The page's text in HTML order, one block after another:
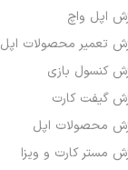
اپل واچ
تعمیر محصولات اپل
کنسول بازی
گیفت کارت
محصولات اپل
مستر کارت و ویزا